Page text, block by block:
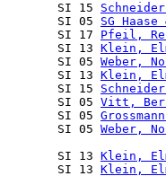
       SI 15
       SI 05
SG
       SI 17
Pfeil,
       SI 13
Klein,
       SI 05
Weber,
       SI 13
Klein,
       SI 15
       SI 05
Vitt,
       SI 05
       SI 05
Weber,
       SI 13
Klein,
       SI 13
Klein,